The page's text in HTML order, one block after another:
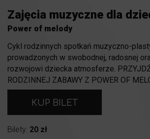
Zajęcia muzyczne dla
Power of melody
Cykl rodzinnych spotkań muzyczno-
prowadzonych w swobodnej, radosnej
rozwojowi dziecka atmosferze.
RODZINNEJ ZABAWY Z POWER OF
KUP BILET
Bilety: 20 zł